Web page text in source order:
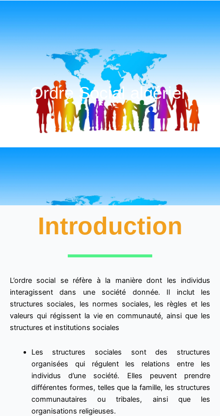
Ordre Social algérien
Introduction
L’ordre social se réfère à la manière dont les individus
interagissent dans une société donnée. Il inclut les
structures sociales, les normes sociales, les règles et les
valeurs qui régissent la vie en communauté, ainsi que les
structures et institutions sociales
Les structures sociales sont des structures
organisées qui régulent les relations entre les
individus d’une société. Elles peuvent prendre
différentes formes, telles que la famille, les structures
communautaires ou tribales, ainsi que les
organisations religieuses.